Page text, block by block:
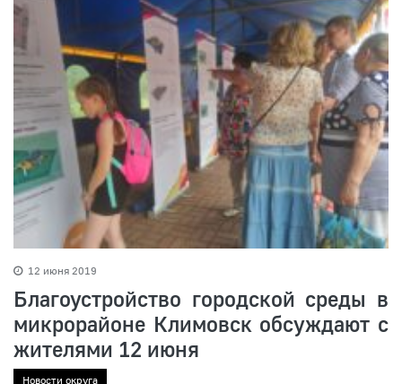
12 июня 2019
Благоустройство городской среды в
микрорайоне Климовск обсуждают с
жителями 12 июня
Новости округа